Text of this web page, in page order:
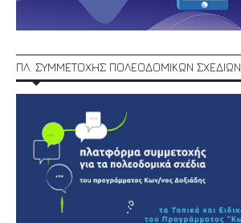
ΠΛ. ΣΥΜΜΕΤΟΧΗΣ ΠΟΛΕΟΔΟΜΙΚΩΝ ΣΧΕΔΙΩΝ